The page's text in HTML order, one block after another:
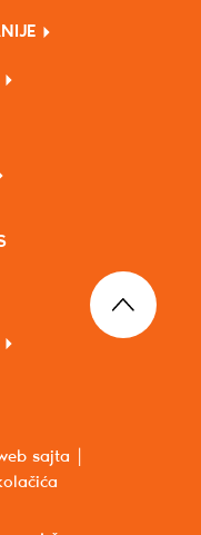
sajta